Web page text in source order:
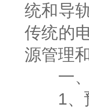
统和导
传统的
源管理
一、
1、预